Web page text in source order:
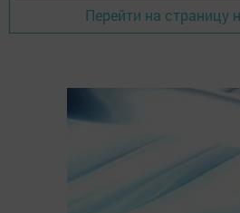
Перейти на страницу